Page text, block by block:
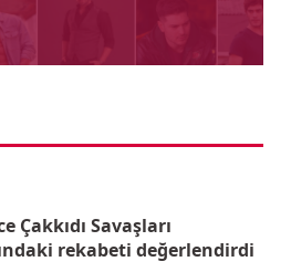
Çakkıdı Savaşları
rekabeti değerlendirdi